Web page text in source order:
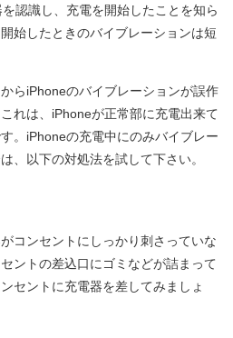
認識し、充電を開始したことを知ら
始したときのバイブレーションは短
らiPhoneのバイブレーションが誤作
れは、iPhoneが正常部に充電出来て
。iPhoneの充電中にのみバイブレー
、以下の対処法を試して下さい。
コンセントにしっかり刺さっていな
ントの差込口にゴミなどが詰まって
セントに充電器を差してみましょ